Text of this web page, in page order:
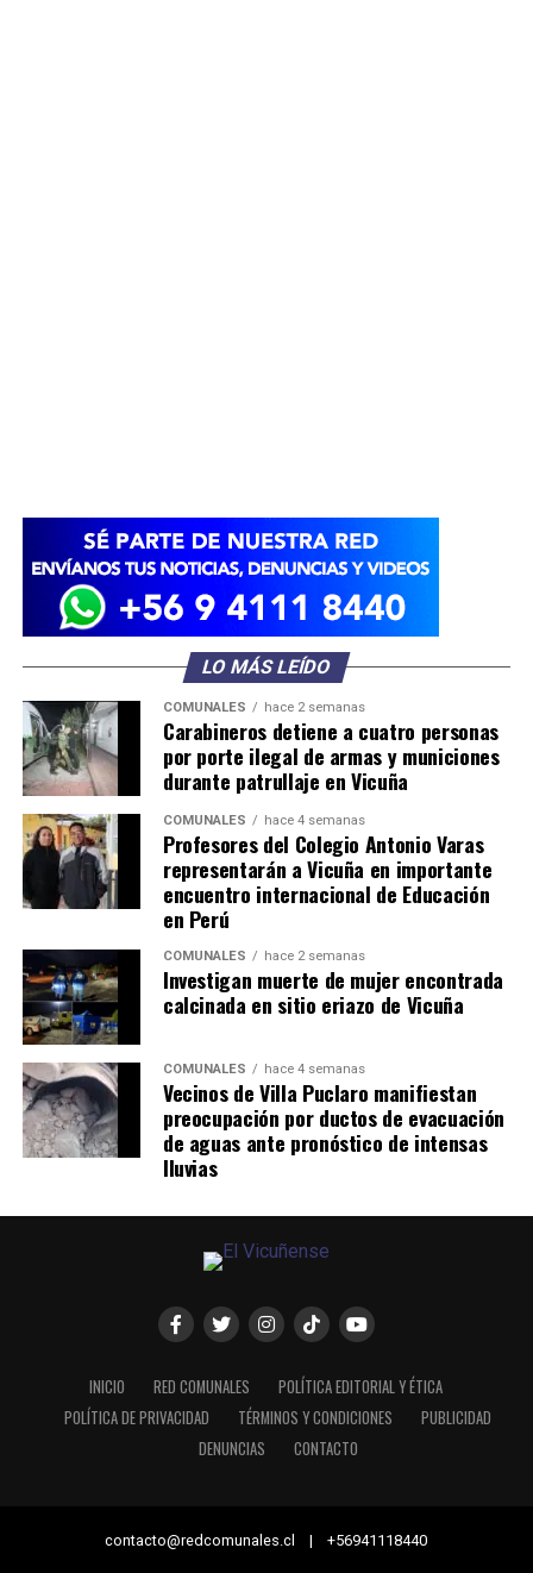
LO MÁS LEÍDO
COMUNALES hace 2 semanas
Carabineros detiene a cuatro personas
por porte ilegal de armas y municiones
durante patrullaje en Vicuña
COMUNALES hace 4 semanas
Profesores del Colegio Antonio Varas
representarán a Vicuña en importante
encuentro internacional de Educación
en Perú
COMUNALES hace 2 semanas
Investigan muerte de mujer encontrada
calcinada en sitio eriazo de Vicuña
COMUNALES hace 4 semanas
Vecinos de Villa Puclaro manifiestan
preocupación por ductos de evacuación
de aguas ante pronóstico de intensas
lluvias
INICIO RED COMUNALES
POLÍTICA EDITORIAL Y ÉTICA
POLÍTICA DE PRIVACIDAD
TÉRMINOS Y CONDICIONES
PUBLICIDAD
DENUNCIAS
CONTACTO
contacto@redcomunales.cl | +56941118440